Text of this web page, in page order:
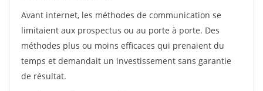
Avant internet, les méthodes de communication se
limitaient aux prospectus ou au porte à porte. Des
méthodes plus ou moins efficaces qui prenaient du
temps et demandait un investissement sans garantie
de résultat.